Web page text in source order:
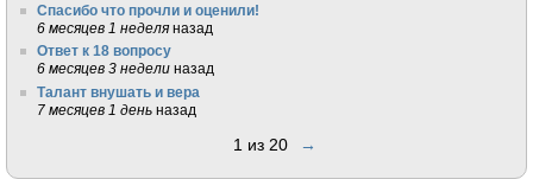
Спасибо что прочли и оценили!
6 месяцев 1 неделя назад
Ответ к 18 вопросу
6 месяцев 3 недели назад
Талант внушать и вера
7 месяцев 1 день назад
1 из 20 →